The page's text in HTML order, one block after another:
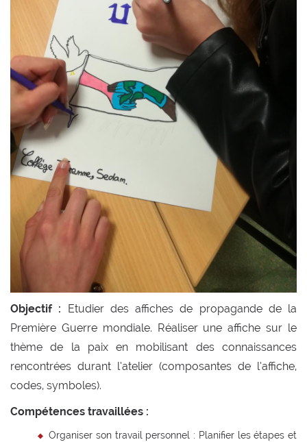
Objectif : Etudier des affiches de propagande de la
Première Guerre mondiale. Réaliser une affiche sur le
thème de la paix en mobilisant des connaissances
rencontrées durant l’atelier (composantes de l’affiche,
codes, symboles).
Compétences travaillées :
Organiser son travail personnel : Planifier les étapes et